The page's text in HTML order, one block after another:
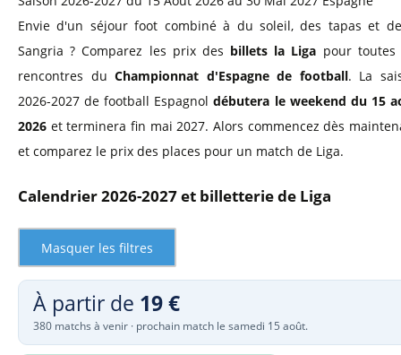
Envie d'un séjour foot combiné à du soleil, des tapas et
Sangria ? Comparez les prix des billets la Liga pour toutes
rencontres duChampionnat d'Espagne de football. La
2026-2027 de football Espagnoldébutera le weekend du 15
2026 et terminera fin mai 2027. Alors commencez dès
et comparez le prix des places pour un match de Liga.
Calendrier 2026-2027 et billetterie de Liga
Masquer les filtres
À partir de 19 €
380 matchs à venir · prochain match le samedi 15 août.